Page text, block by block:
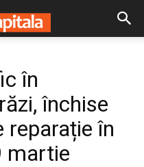
în
închise
reparație în
martie